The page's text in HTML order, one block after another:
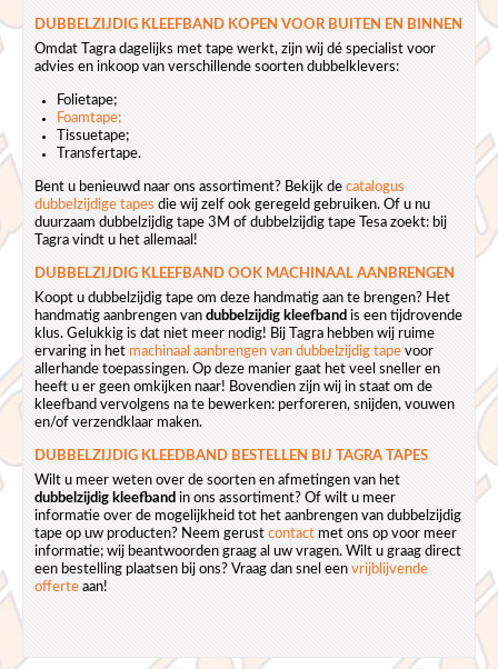
DUBBELZIJDIG KLEEFBAND KOPEN VOOR BUITEN EN BINNEN
Omdat Tagra dagelijks met tape werkt, zijn wij dé specialist voor
advies en inkoop van verschillende soorten dubbelklevers:
Folietape;
Foamtape;
Tissuetape;
Transfertape.
Bent u benieuwd naar ons assortiment? Bekijk de catalogus
dubbelzijdige tapes die wij zelf ook geregeld gebruiken. Of u nu
duurzaam dubbelzijdig tape 3M of dubbelzijdig tape Tesa zoekt: bij
Tagra vindt u het allemaal!
DUBBELZIJDIG KLEEFBAND OOK MACHINAAL AANBRENGEN
Koopt u dubbelzijdig tape om deze handmatig aan te brengen? Het
handmatig aanbrengen van dubbelzijdig kleefband is een tijdrovende
klus. Gelukkig is dat niet meer nodig! Bij Tagra hebben wij ruime
ervaring in het machinaal aanbrengen van dubbelzijdig tape voor
allerhande toepassingen. Op deze manier gaat het veel sneller en
heeft u er geen omkijken naar! Bovendien zijn wij in staat om de
kleefband vervolgens na te bewerken: perforeren, snijden, vouwen
en/of verzendklaar maken.
DUBBELZIJDIG KLEEDBAND BESTELLEN BIJ TAGRA TAPES
Wilt u meer weten over de soorten en afmetingen van het
dubbelzijdig kleefband in ons assortiment? Of wilt u meer
informatie over de mogelijkheid tot het aanbrengen van dubbelzijdig
tape op uw producten? Neem gerust contact met ons op voor meer
informatie; wij beantwoorden graag al uw vragen. Wilt u graag direct
een bestelling plaatsen bij ons? Vraag dan snel een vrijblijvende
offerte aan!